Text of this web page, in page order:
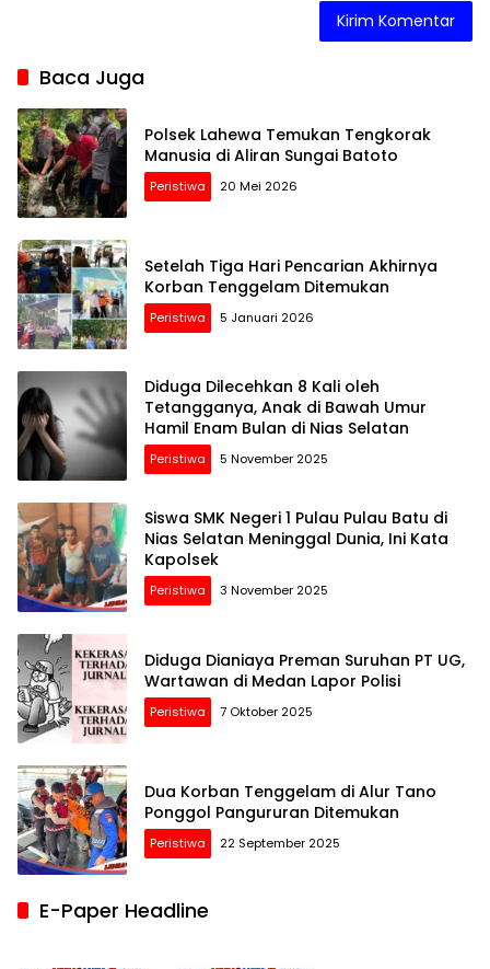
Baca Juga
Polsek Lahewa Temukan Tengkorak
Manusia di Aliran Sungai Batoto
Peristiwa 20 Mei 2026
Setelah Tiga Hari Pencarian Akhirnya
Korban Tenggelam Ditemukan
Peristiwa 5 Januari 2026
Diduga Dilecehkan 8 Kali oleh
Tetangganya, Anak di Bawah Umur
Hamil Enam Bulan di Nias Selatan
Peristiwa 5 November 2025
Siswa SMK Negeri 1 Pulau Pulau Batu di
Nias Selatan Meninggal Dunia, Ini Kata
Kapolsek
Peristiwa 3 November 2025
Diduga Dianiaya Preman Suruhan PT UG,
Wartawan di Medan Lapor Polisi
Peristiwa 7 Oktober 2025
Dua Korban Tenggelam di Alur Tano
Ponggol Pangururan Ditemukan
Peristiwa 22 September 2025
E-Paper Headline